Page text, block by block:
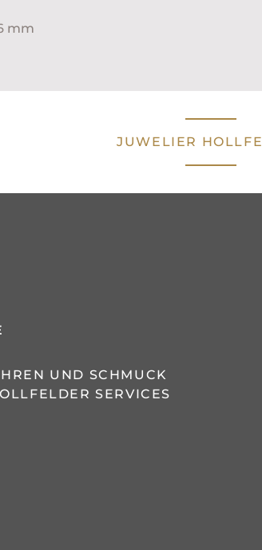
mm
JUWELIER
UND SCHMUCK
SERVICES